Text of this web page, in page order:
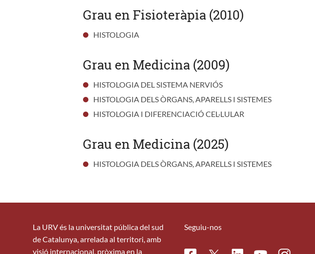
Grau en Fisioteràpia (2010)
HISTOLOGIA
Grau en Medicina (2009)
HISTOLOGIA DEL SISTEMA NERVIÓS
HISTOLOGIA DELS ÒRGANS, APARELLS I SISTEMES
HISTOLOGIA I DIFERENCIACIÓ CEL·LULAR
Grau en Medicina (2025)
HISTOLOGIA DELS ÒRGANS, APARELLS I SISTEMES
La URV és la universitat pública del sud
de Catalunya, arrelada al territori, amb
visió internacional, pròxima en la
Seguiu-nos